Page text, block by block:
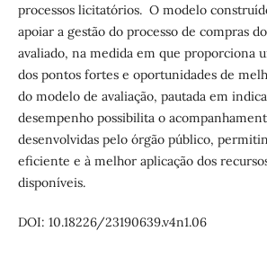
processos licitatórios. O modelo
apoiar a gestão do processo de compras
avaliado, na medida em que proporciona
dos pontos fortes e oportunidades de
do modelo de avaliação, pautada em
desempenho possibilita o
desenvolvidas pelo órgão público,
eficiente e à melhor aplicação dos
disponíveis.
DOI: 10.18226/23190639.v4n1.06